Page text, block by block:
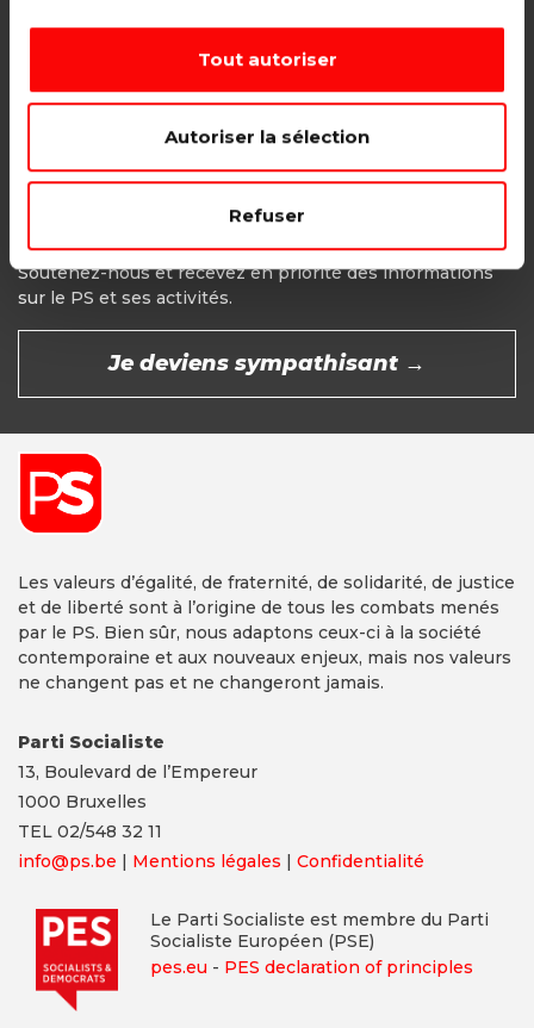
Tout autoriser
Autoriser la sélection
Refuser
CHOISIR →
Soutenez-nous et recevez en priorité des informations
sur le PS et ses activités.
Je deviens sympathisant →
Les valeurs d’égalité, de fraternité, de solidarité, de justice
et de liberté sont à l’origine de tous les combats menés
par le PS. Bien sûr, nous adaptons ceux-ci à la société
contemporaine et aux nouveaux enjeux, mais nos valeurs
ne changent pas et ne changeront jamais.
Parti Socialiste
13, Boulevard de l’Empereur
1000 Bruxelles
TEL 02/548 32 11
info@ps.be | Mentions légales | Confidentialité
Le Parti Socialiste est membre du Parti
Socialiste Européen (PSE)
pes.eu - PES declaration of principles